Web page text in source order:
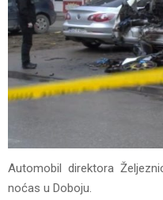
Automobil direktora
noćas u Doboju.